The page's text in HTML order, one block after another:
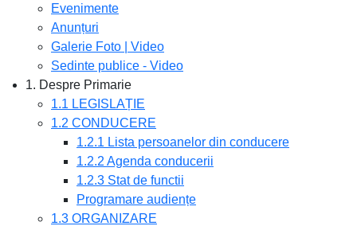
Evenimente
Anunțuri
Galerie Foto | Video
Sedinte publice - Video
1. Despre Primarie
1.1 LEGISLAȚIE
1.2 CONDUCERE
1.2.1 Lista persoanelor din conducere
1.2.2 Agenda conducerii
1.2.3 Stat de functii
Programare audiențe
1.3 ORGANIZARE